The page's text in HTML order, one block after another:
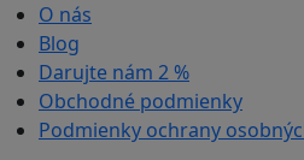
O nás
Blog
Darujte nám 2 %
Obchodné podmienky
Podmienky ochrany